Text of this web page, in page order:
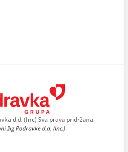
d.d. (Inc) Sva prava pridržana
žig Podravke d.d. (Inc.)